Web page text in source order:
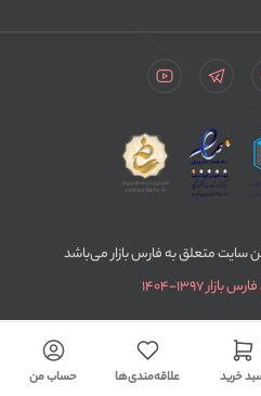
خرید علاقه‌مندی‌ها حساب من
متعلق به فارس بازار می‌باشد
۱۳۹۷-۱۴۰۴